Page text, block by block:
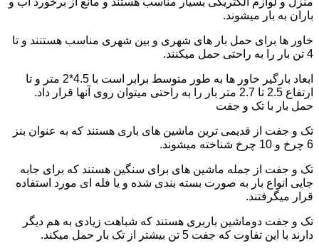
باران به بار میشوند.
خاور ها برای حمل بار های شهری و بین شهری مناسب هستنند و تا
4 تن بار را به راحتی حمل میکنند.
ابعاد بارگیر خاور ها به طور متوسط برابر است با 4.5*2 متر و تا
ارتفاع 2.5 تا 2.7 متر بار را به راحتی میتوان روی آنها قرار داد.
حمل بار با تک و جفت
تک و جفت از قدیمی ترین ماشین های باری هستند که به عنوان بنز
6 چرخ و 10 چرخ شناخته میشوند.
تک و جفت از جمله ماشین های برای سنگین هستند که برای جابه
جایی انواع بار به صورت بسته بندی شده و یا فله ای مورد استفاده
قرار میگرفتند.
تک و جفت دوماشین باربری هستند که شباهت زیادی به هم دیگر
دارند با این تفاوت که جفت 5 تن بیشتر از تک بار حمل میکند.